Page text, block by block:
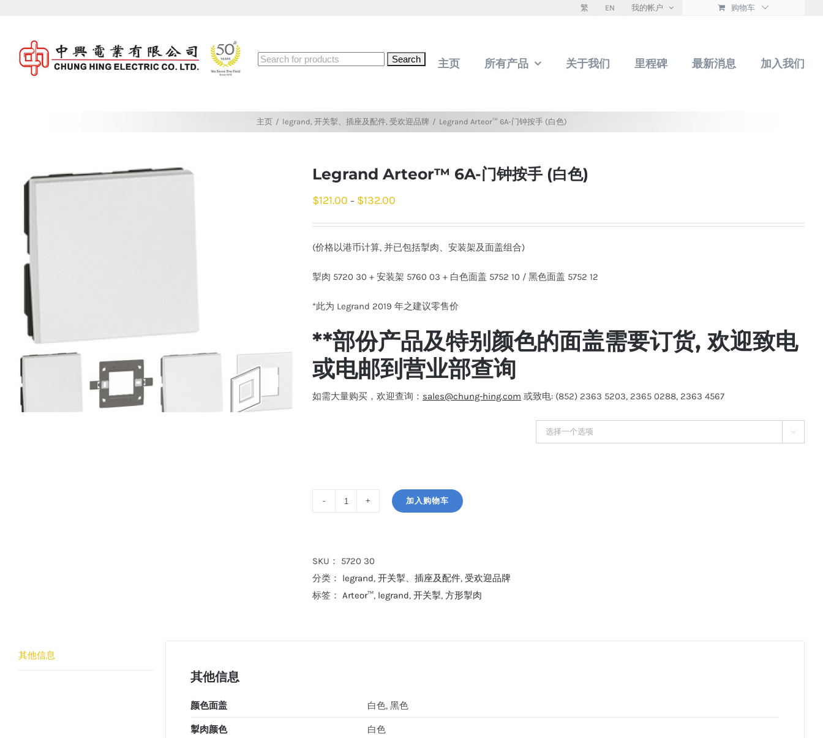
content
繁 EN 我的帐户 购物车
主页 所有产品 关于我们 里程碑 最新消息 加入我们
Search
主页 / legrand, 开关掣、插座及配件, 受欢迎品牌 / Legrand Arteor™ 6A-门钟按手 (白色)
Legrand Arteor™ 6A-门钟按手 (白色)
$121.00 – $132.00
(价格以港​​币计算, 并已包括掣肉、安装架及面盖组合)
掣肉 5720 30 + 安装架 5760 03 + 白色面盖 5752 10 / 黑色面盖 5752 12
*此为 Legrand 2019 年之建议零售价
**部份产品及特别颜色的面盖需要订货, 欢迎致电
或电邮到营业部查询
如需大量购买，欢迎查询： sales@chung-hing.com 或致电: (852) 2363 5203, 2365 0288, 2363 4567

门
钟
按
加入购物车
SKU： 5720 30
分类： legrand, 开关掣、插座及配件, 受欢迎品牌
标签： Arteor™, legrand, 开关掣, 方形掣肉
其他信息
其他信息
颜色面盖 白色, 黑色
掣肉颜色 白色